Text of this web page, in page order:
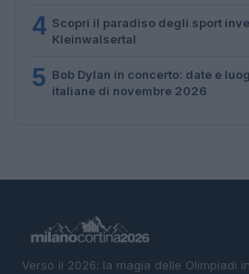
4 Scopri il paradiso degli sport
Kleinwalsertal
5 Bob Dylan in concerto: date e
italiane di novembre 2026
Verso il 2026: la magia delle Olimpiadi